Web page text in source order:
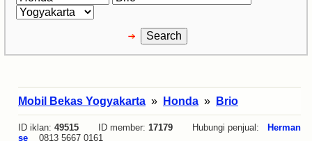
Mobil Bekas Yogyakarta » Honda » Brio
ID iklan: 49515 ID member: 17179 Hubungi penjual:
Herman
se
0813 5667 0161